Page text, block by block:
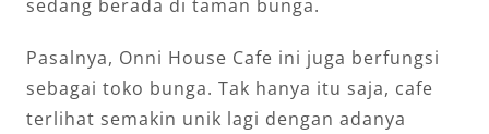
sedang berada di taman bunga.
Pasalnya, Onni House Cafe ini juga berfungsi
sebagai toko bunga. Tak hanya itu saja, cafe
terlihat semakin unik lagi dengan adanya